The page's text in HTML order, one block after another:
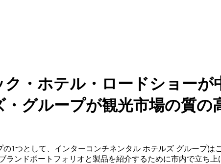
・ホテル・ロードショーが
グループが観光市場の質の
1つとして、インターコンチネンタル ホテルズ グループは
ンドポートフォリオと製品を紹介するために市内で立ち